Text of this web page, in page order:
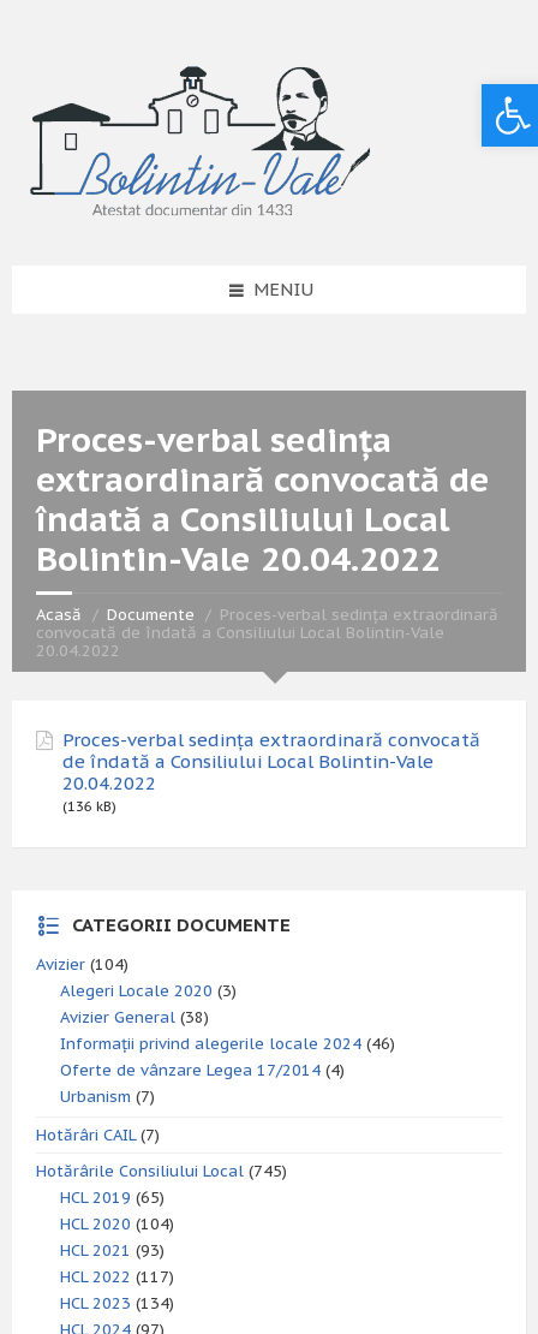
MENIU
Proces-verbal sedința
extraordinară convocată de
îndată a Consiliului Local
Bolintin-Vale 20.04.2022
Acasă Documente
Proces-verbal sedința extraordinară
convocată de îndată a Consiliului Local Bolintin-Vale
20.04.2022
Proces-verbal sedința extraordinară convocată
de îndată a Consiliului Local Bolintin-Vale
20.04.2022
(136 kB)
CATEGORII DOCUMENTE
Avizier (104)
Alegeri Locale 2020 (3)
Avizier General (38)
Informații privind alegerile locale 2024 (46)
Oferte de vânzare Legea 17/2014 (4)
Urbanism (7)
Hotărâri CAIL(7)
Hotărârile Consiliului Local (745)
HCL 2019 (65)
HCL 2020 (104)
HCL 2021 (93)
HCL 2022 (117)
HCL 2023 (134)
HCL 2024 (97)
Deschide bara de unelte